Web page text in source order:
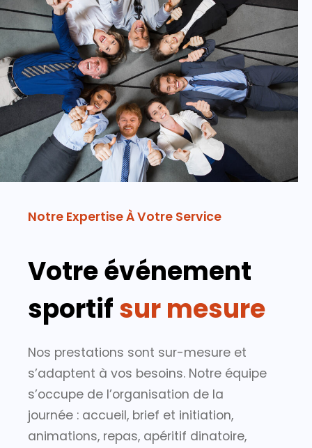
Notre Expertise À Votre Service
Votre événement
sportifsur mesure
Nos prestations sont sur-mesure et
s’adaptent à vos besoins. Notre équipe
s’occupe de l’organisation de la
journée : accueil, brief et initiation,
animations, repas, apéritif dinatoire,